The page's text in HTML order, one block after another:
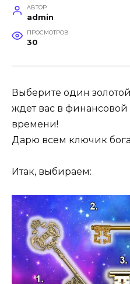
АВТОР
admin
ПРОСМОТРОВ
30
Выберите один
ждет вас в
времени!
Дарю всем ключик
Итак, выбираем: